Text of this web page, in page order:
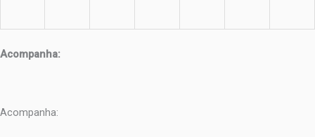
Acompanha:
Acompanha: